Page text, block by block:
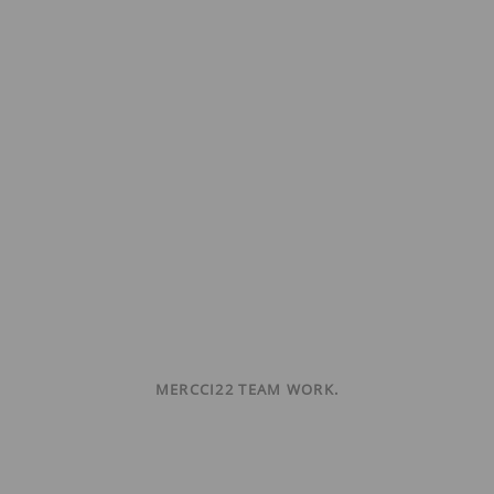
MERCCI22 TEAM WORK.